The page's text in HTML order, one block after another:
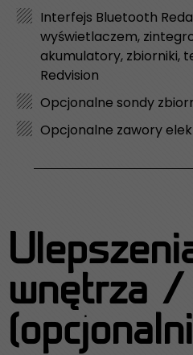
Interfejs Bluetooth
wyświetlaczem,
akumulatory, zbiorniki,
Redvision
Opcjonalne sondy
Opcjonalne zawory
wnętrza /